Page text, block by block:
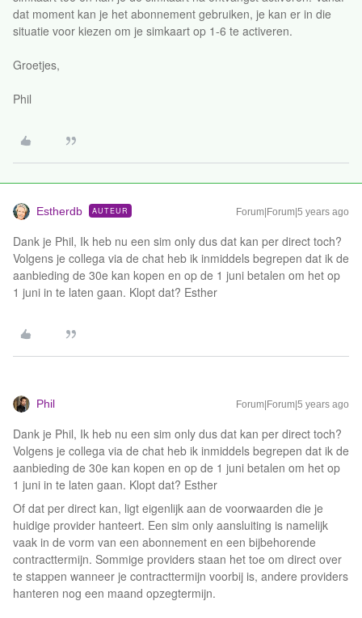
dat moment kan je het abonnement gebruiken, je kan er in die
situatie voor kiezen om je simkaart op 1-6 te activeren.
Groetjes,
Phil
Estherdb AUTEUR Forum|Forum|5 years ago
Dank je Phil, Ik heb nu een sim only dus dat kan per direct toch?
Volgens je collega via de chat heb ik inmiddels begrepen dat ik de
aanbieding de 30e kan kopen en op de 1 juni betalen om het op
1 juni in te laten gaan. Klopt dat? Esther
Phil Forum|Forum|5 years ago
Dank je Phil, Ik heb nu een sim only dus dat kan per direct toch?
Volgens je collega via de chat heb ik inmiddels begrepen dat ik de
aanbieding de 30e kan kopen en op de 1 juni betalen om het op
1 juni in te laten gaan. Klopt dat? Esther
Of dat per direct kan, ligt eigenlijk aan de voorwaarden die je
huidige provider hanteert. Een sim only aansluiting is namelijk
vaak in de vorm van een abonnement en een bijbehorende
contracttermijn. Sommige providers staan het toe om direct over
te stappen wanneer je contracttermijn voorbij is, andere providers
hanteren nog een maand opzegtermijn.